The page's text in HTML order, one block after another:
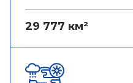
29 777 км²